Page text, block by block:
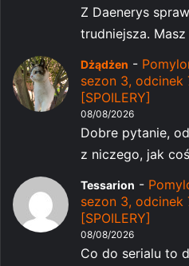
Z Daenerys
trudniejsza.
Dżądżen -
sezon 3, odcinek
[SPOILERY]
08/08/2026
Dobre pytanie,
z niczego, jak
Tessarion -
sezon 3, odcinek
[SPOILERY]
08/08/2026
Co do serialu to